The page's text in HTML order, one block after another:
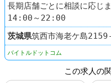
長期店舗ごとに相談に応じま
14:00～22:00
茨城県筑西市海老ケ島
バイトルドットコム
この求人の